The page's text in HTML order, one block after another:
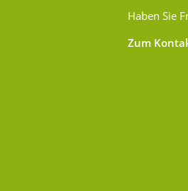
Haben Sie
Zum